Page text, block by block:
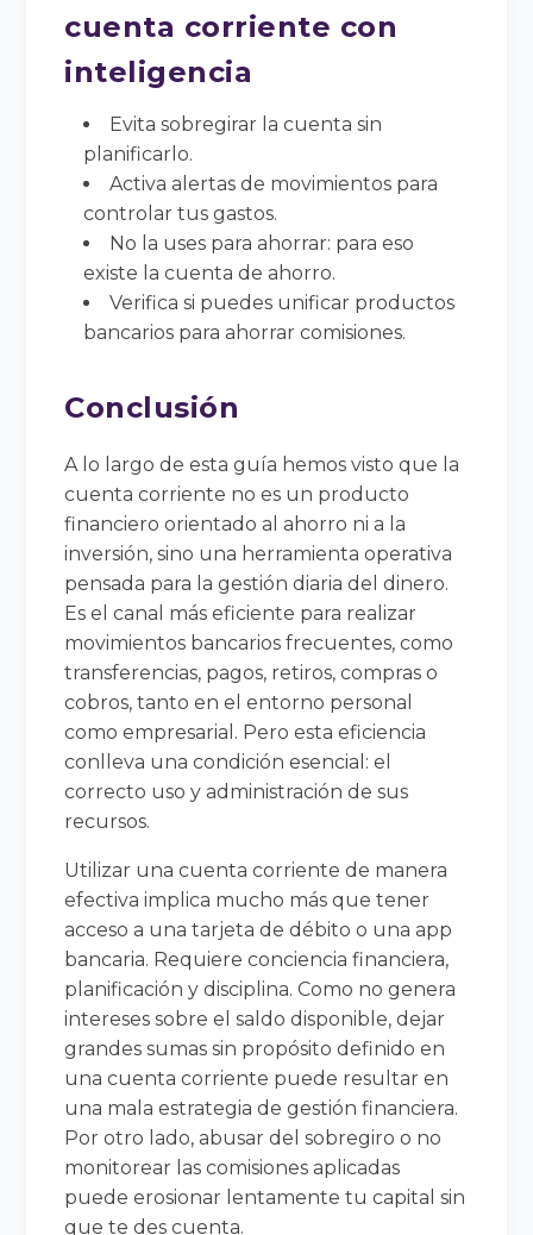
cuenta corriente con
inteligencia
Evita sobregirar la cuenta sin
planificarlo.
Activa alertas de movimientos para
controlar tus gastos.
No la uses para ahorrar: para eso
existe la cuenta de ahorro.
Verifica si puedes unificar productos
bancarios para ahorrar comisiones.
Conclusión
A lo largo de esta guía hemos visto que la
cuenta corriente no es un producto
financiero orientado al ahorro ni a la
inversión, sino una herramienta operativa
pensada para la gestión diaria del dinero.
Es el canal más eficiente para realizar
movimientos bancarios frecuentes, como
transferencias, pagos, retiros, compras o
cobros, tanto en el entorno personal
como empresarial. Pero esta eficiencia
conlleva una condición esencial: el
correcto uso y administración de sus
recursos.
Utilizar una cuenta corriente de manera
efectiva implica mucho más que tener
acceso a una tarjeta de débito o una app
bancaria. Requiere conciencia financiera,
planificación y disciplina. Como no genera
intereses sobre el saldo disponible, dejar
grandes sumas sin propósito definido en
una cuenta corriente puede resultar en
una mala estrategia de gestión financiera.
Por otro lado, abusar del sobregiro o no
monitorear las comisiones aplicadas
puede erosionar lentamente tu capital sin
que te des cuenta.